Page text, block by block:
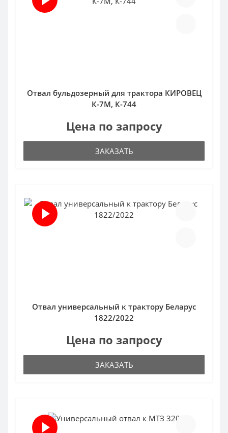
Отвал бульдозерный для трактора КИРОВЕЦ
К-7М, К-744
Цена по запросу
ЗАКАЗАТЬ
Отвал универсальный к трактору Беларус
1822/2022
Цена по запросу
ЗАКАЗАТЬ